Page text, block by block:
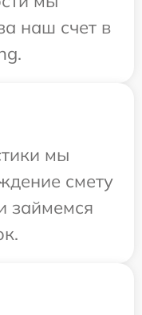
наш счет в
мы
смету
займемся